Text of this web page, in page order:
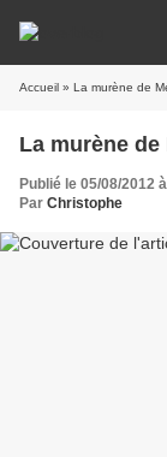
Accueil » La murène de
La murène
Publié le 05/08/2012
Par Christophe